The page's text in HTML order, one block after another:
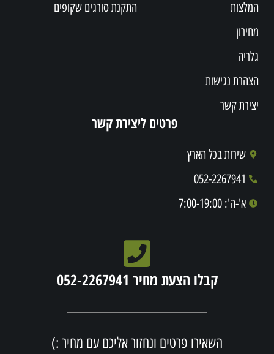
המלצות
מחירון
גלריה
הצהרת נגישות
יצירת קשר
התקנת סורגים שקופים
פרטים ליצירת קשר
שירות בכל הארץ
052-2267941
א'-ה': 7:00-19:00
קבלו הצעת מחיר 052-2267941
השאירו פרטים ונחזור אליכם עם מחיר :)